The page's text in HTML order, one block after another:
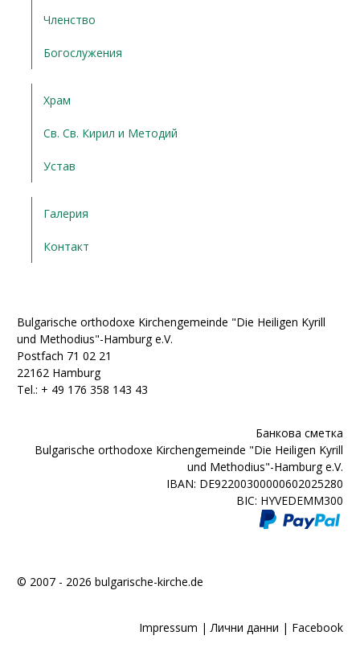
Членство
Богослужения
Храм
Св. Св. Кирил и Методий
Устав
Галерия
Контакт
Bulgarische orthodoxe Kirchengemeinde "Die Heiligen Kyrill
und Methodius"-Hamburg e.V.
Postfach 71 02 21
22162 Hamburg
Tel.: + ‭49 176 358 143 43‬
Банкова сметка
Bulgarische orthodoxe Kirchengemeinde "Die Heiligen Kyrill
und Methodius"-Hamburg e.V.
IBAN: DE92200300000602025280
BIC: HYVEDEMM300
© 2007 - 2026 bulgarische-kirche.de
Impressum |Лични данни | Facebook